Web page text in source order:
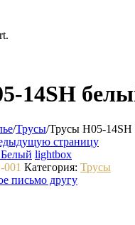
14SH
/Трусы/Трусы H05-14SH
страницу
lightbox
Категория: Трусы
письмо другу